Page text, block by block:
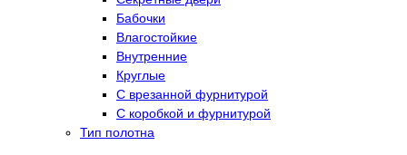
Бабочки
Влагостойкие
Внутренние
Круглые
С врезанной фурнитурой
С коробкой и фурнитурой
Тип полотна